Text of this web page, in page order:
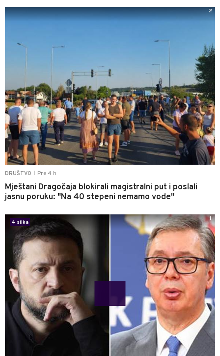
DRUŠTVO Pre 4 h
Mještani Dragočaja blokirali magistralni put i poslali
jasnu poruku: "Na 40 stepeni nemamo vode"
2
4 slika
1